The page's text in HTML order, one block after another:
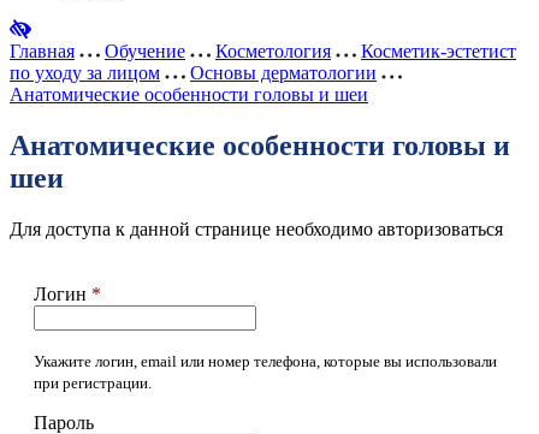
Главная Обучение Косметология
Косметик-эстетист
по уходу за лицом
Основы дерматологии
Анатомические особенности головы и шеи
Анатомические особенности головы и
шеи
Для доступа к данной странице необходимо авторизоваться
Логин *
Укажите логин, email или номер телефона, которые вы использовали
при регистрации.
Пароль